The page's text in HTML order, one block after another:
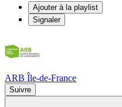
Ajouter à la playlist
Signaler
ARB Île-de-France
Suivre